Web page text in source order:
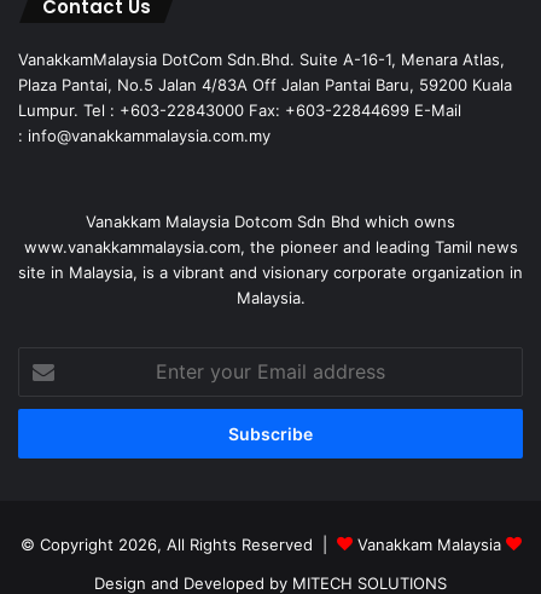
Contact Us
VanakkamMalaysia DotCom Sdn.Bhd. Suite A-16-1, Menara Atlas,
Plaza Pantai, No.5 Jalan 4/83A Off Jalan Pantai Baru, 59200 Kuala
Lumpur. Tel : +603-22843000 Fax: +603-22844699 E-Mail
: info@vanakkammalaysia.com.my
Vanakkam Malaysia Dotcom Sdn Bhd which owns
www.vanakkammalaysia.com, the pioneer and leading Tamil news
site in Malaysia, is a vibrant and visionary corporate organization in
Malaysia.
your
Email
© Copyright 2026, All Rights Reserved |
Vanakkam Malaysia
Design and Developed by MITECH SOLUTIONS